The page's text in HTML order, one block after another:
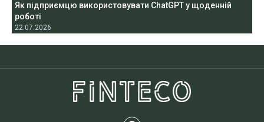
Як підприємцю використовувати ChatGPT у щоденній
роботі
22.07.2026